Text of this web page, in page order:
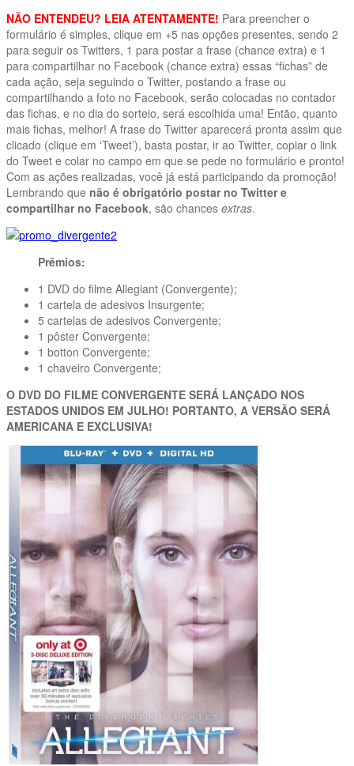
NÃO ENTENDEU? LEIA ATENTAMENTE! Para preencher o
formulário é simples, clique em +5 nas opções presentes, sendo 2
para seguir os Twitters, 1 para postar a frase (chance extra) e 1
para compartilhar no Facebook (chance extra) essas “fichas” de
cada ação, seja seguindo o Twitter, postando a frase ou
compartilhando a foto no Facebook, serão colocadas no contador
das fichas, e no dia do sorteio, será escolhida uma! Então, quanto
mais fichas, melhor! A frase do Twitter aparecerá pronta assim que
clicado (clique em ‘Tweet’), basta postar, ir ao Twitter, copiar o link
do Tweet e colar no campo em que se pede no formulário e pronto!
Com as ações realizadas, você já está participando da promoção!
Lembrando que não é obrigatório postar no Twitter e
compartilhar no Facebook, são chances extras.
Prêmios:
1 DVD do filme Allegiant (Convergente);
1 cartela de adesivos Insurgente;
5 cartelas de adesivos Convergente;
1 pôster Convergente;
1 botton Convergente;
1 chaveiro Convergente;
O DVD DO FILME CONVERGENTE SERÁ LANÇADO NOS
ESTADOS UNIDOS EM JULHO! PORTANTO, A VERSÃO SERÁ
AMERICANA E EXCLUSIVA!